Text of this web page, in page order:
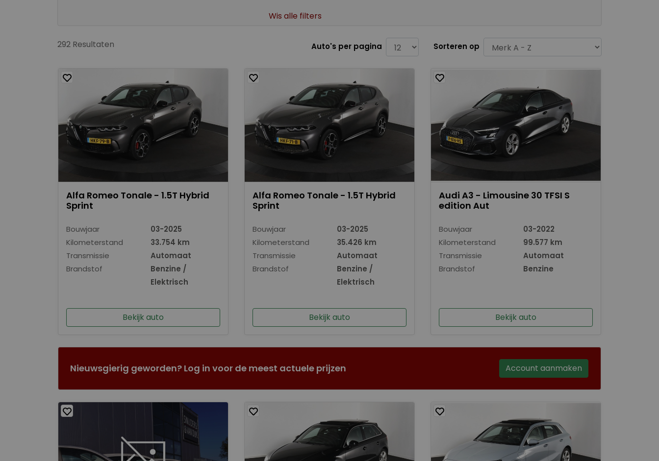
Wis alle filters
292 Resultaten Auto's per pagina Sorteren op
Alfa Romeo Tonale - 1.5T Hybrid
Sprint
Bouwjaar
03-2025
Kilometerstand
33.754 km
Transmissie
Automaat
Brandstof
Benzine /
Elektrisch
Bekijk auto
Alfa Romeo Tonale - 1.5T Hybrid
Sprint
Bouwjaar
03-2025
Kilometerstand
35.426 km
Transmissie
Automaat
Brandstof
Benzine /
Elektrisch
Bekijk auto
Audi A3 - Limousine 30 TFSI S
edition Aut
Bouwjaar
03-2022
Kilometerstand
99.577 km
Transmissie
Automaat
Brandstof
Benzine
Bekijk auto
Nieuwsgierig geworden? Log in voor de meest actuele prijzen Account aanmaken